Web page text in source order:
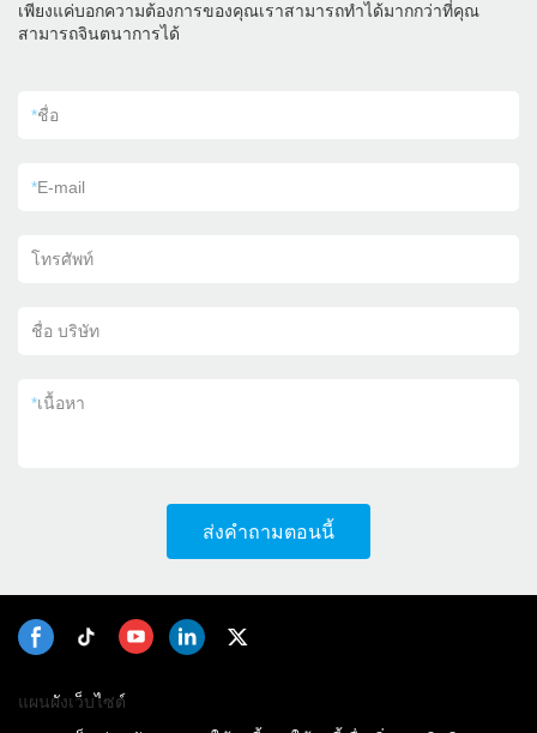
เพียงแค่บอกความต้องการของคุณเราสามารถทำได้มากกว่าที่คุณ
สามารถจินตนาการได้
*ชื่อ
*E-mail
โทรศัพท์
ชื่อ บริษัท
*เนื้อหา
ส่งคำถามตอนนี้
แผนผังเว็บไซต์